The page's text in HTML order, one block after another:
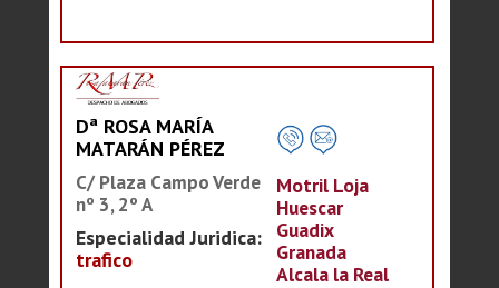
Dª ROSA MARÍA
MATARÁN PÉREZ
C/ Plaza Campo Verde
nº 3, 2º A
Especialidad Juridica:
trafico
Motril Loja
Huescar
Guadix
Granada
Alcala la Real